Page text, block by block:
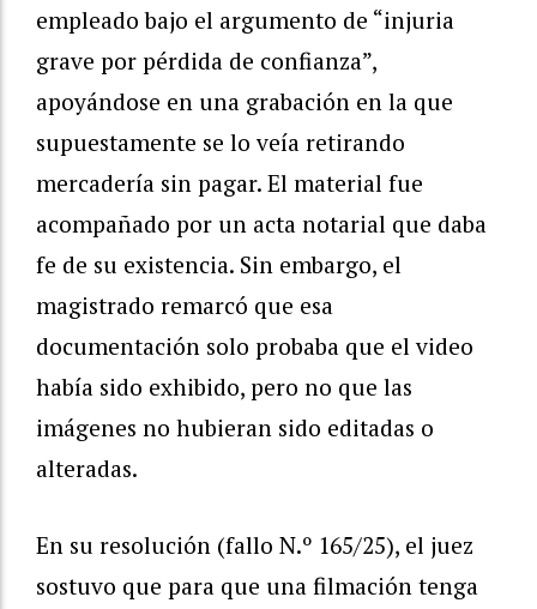
empleado bajo el argumento de “injuria
grave por pérdida de confianza”,
apoyándose en una grabación en la que
supuestamente se lo veía retirando
mercadería sin pagar. El material fue
acompañado por un acta notarial que daba
fe de su existencia. Sin embargo, el
magistrado remarcó que esa
documentación solo probaba que el video
había sido exhibido, pero no que las
imágenes no hubieran sido editadas o
alteradas.
En su resolución (fallo N.º 165/25), el juez
sostuvo que para que una filmación tenga